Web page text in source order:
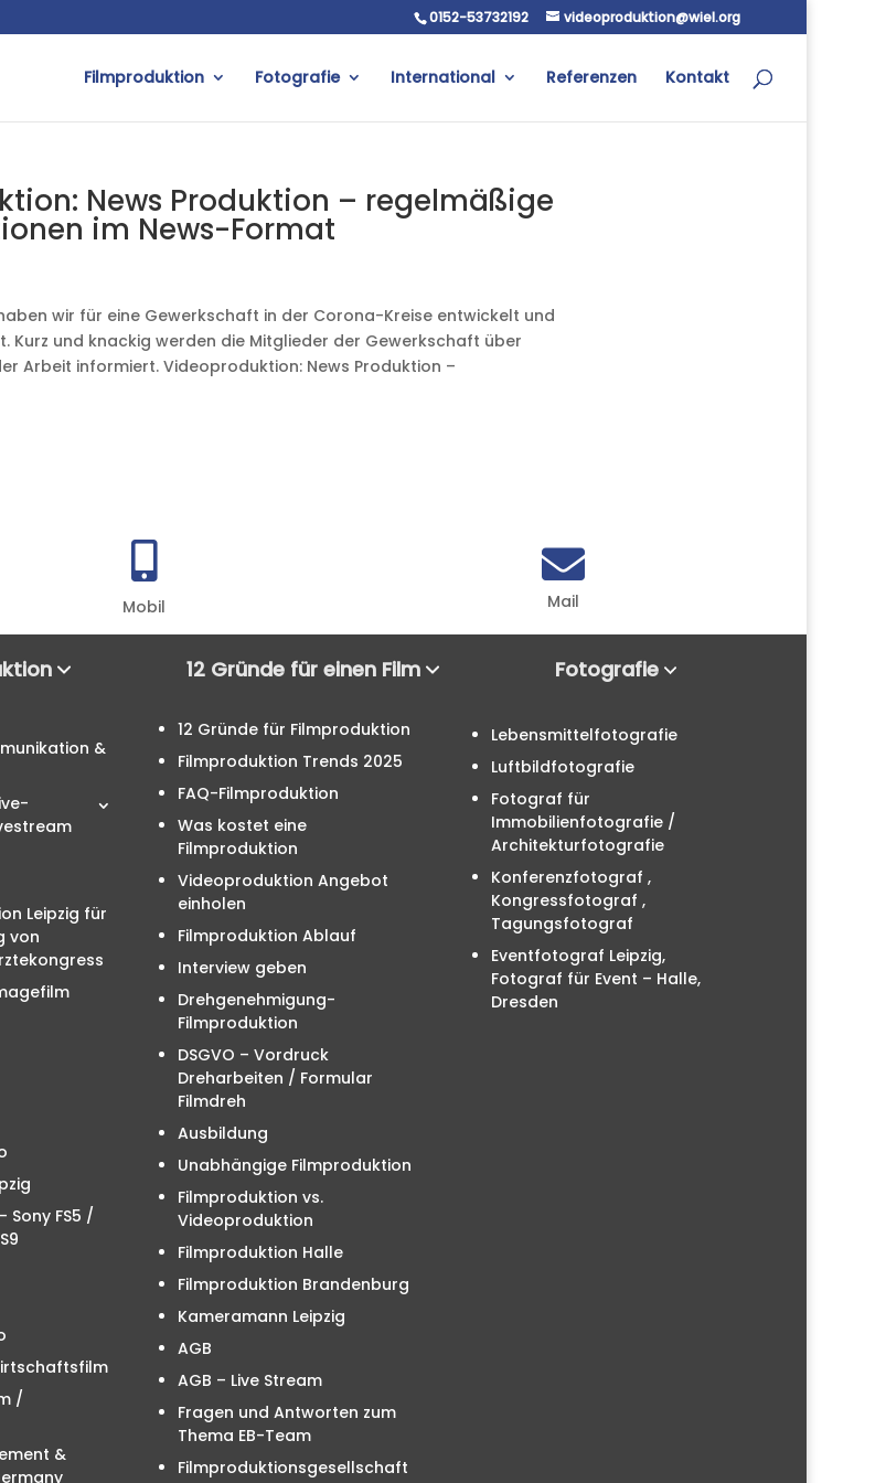
0152-53732192 videoproduktion@wiel.org
Filmproduktion Fotografie International Referenzen Kontakt
News Produktion – regelmäßige
im News-Format
wir für eine Gewerkschaft in der Corona-Kreise entwickelt und
Kurz und knackig werden die Mitglieder der Gewerkschaft über
Arbeit informiert. Videoproduktion: News Produktion –

Mobil

Mail
&
Leipzig für
von
Sony FS5 /
/
&
12 Gründe für einen Film
12 Gründe für Filmproduktion
Filmproduktion Trends 2025
FAQ-Filmproduktion
Was kostet eine
Filmproduktion
Videoproduktion Angebot
einholen
Filmproduktion Ablauf
Interview geben
Drehgenehmigung-
Filmproduktion
DSGVO – Vordruck
Dreharbeiten / Formular
Filmdreh
Ausbildung
Unabhängige Filmproduktion
Filmproduktion vs.
Videoproduktion
Filmproduktion Halle
Filmproduktion Brandenburg
Kameramann Leipzig
AGB
AGB – Live Stream
Fragen und Antworten zum
Thema EB-Team
Filmproduktionsgesellschaft
Fotografie
Lebensmittelfotografie
Luftbildfotografie
Fotograf für
Immobilienfotografie /
Architekturfotografie
Konferenzfotograf ,
Kongressfotograf ,
Tagungsfotograf
Eventfotograf Leipzig,
Fotograf für Event – Halle,
Dresden